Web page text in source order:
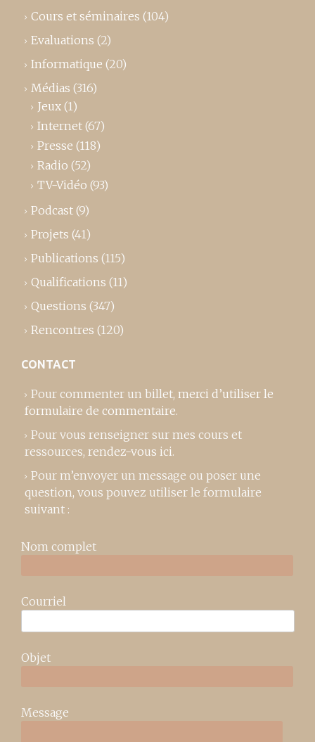
Cours et séminaires (104)
Evaluations (2)
Informatique (20)
Médias (316)
Jeux (1)
Internet (67)
Presse (118)
Radio (52)
TV-Vidéo (93)
Podcast (9)
Projets (41)
Publications (115)
Qualifications (11)
Questions (347)
Rencontres (120)
CONTACT
Pour commenter un billet, merci d’utiliser le
formulaire de commentaire.
Pour vous renseigner sur mes cours et
ressources, rendez-vous ici.
Pour m’envoyer un message ou poser une
question, vous pouvez utiliser le formulaire
suivant :
Nom complet
Courriel
Objet
Message